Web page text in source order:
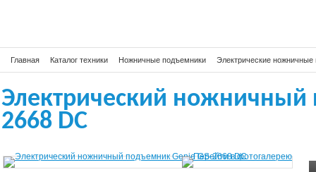
Главная Каталог техники Ножничные подъемники Электрические ножничные
Электрический ножничный
2668 DC